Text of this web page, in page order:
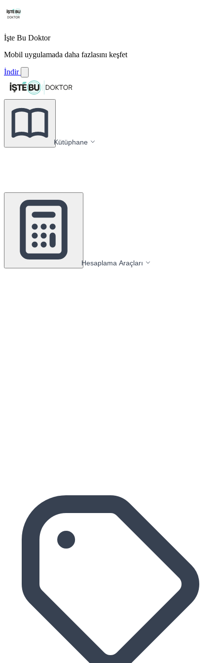
İşte Bu Doktor
Mobil uygulamada daha fazlasını keşfet
İndir
Kütüphane
Hesaplama Araçları